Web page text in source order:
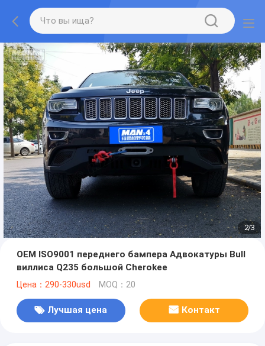
2/3
OEM ISO9001 переднего бампера Адвокатуры Bull
виллиса Q235 большой Cherokee
Цена：290-330usd MOQ：20
Лучшая цена Контакт